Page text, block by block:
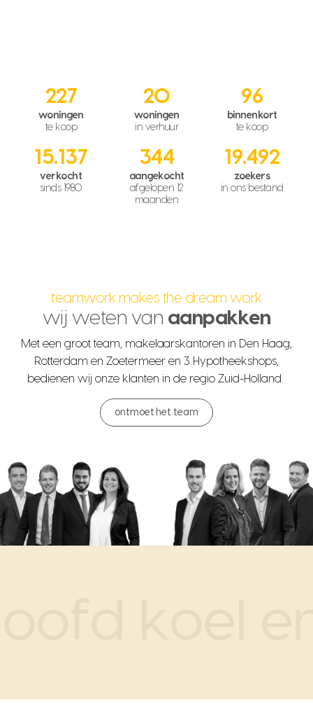
227
woningen
te koop
20
woningen
in verhuur
96
binnenkort
te koop
15.137
verkocht
sinds 1980
344
aangekocht
afgelopen 12
maanden
19.492
zoekers
in ons bestand
teamwork makes the dream work
wij weten van aanpakken
Met een groot team, makelaarskantoren in Den Haag,
Rotterdam en Zoetermeer en 3 Hypotheekshops,
bedienen wij onze klanten in de regio Zuid-Holland.
ontmoet het team